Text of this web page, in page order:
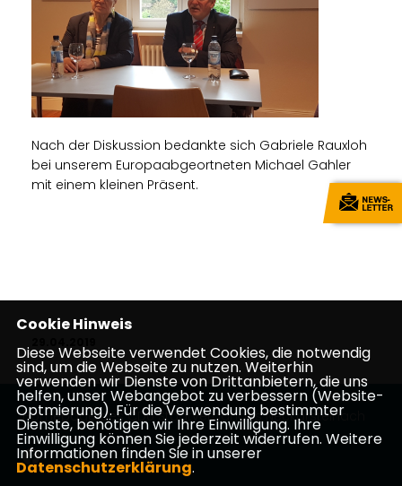
Nach der Diskussion bedankte sich Gabriele Rauxloh
bei unserem Europaabgeortneten Michael Gahler
mit einem kleinen Präsent.
Homepage des CDU Stadtverbandes Neckarsteinach
Cookie Hinweis
Diese Webseite verwendet Cookies, die notwendig
sind, um die Webseite zu nutzen. Weiterhin
verwenden wir Dienste von Drittanbietern, die uns
helfen, unser Webangebot zu verbessern (Website-
Optmierung). Für die Verwendung bestimmter
Dienste, benötigen wir Ihre Einwilligung. Ihre
Einwilligung können Sie jederzeit widerrufen. Weitere
Informationen finden Sie in unserer
Datenschutzerklärung.